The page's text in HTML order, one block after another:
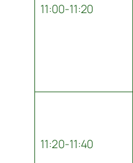
11:00-11:20
11:20-11:40